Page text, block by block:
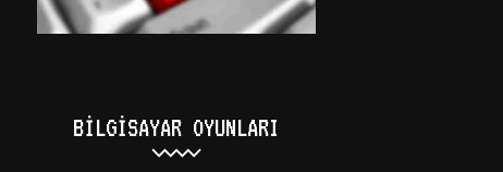
BILGISAYAR OYUNLARI